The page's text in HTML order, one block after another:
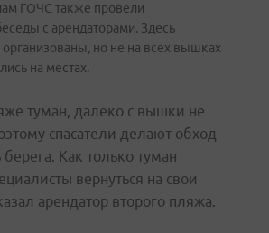
ГОЧС также провели
с арендаторами. Здесь
но не на всех вышках
на местах.
туман, далеко с вышки не
спасатели делают обход
Как только туман
вернуться на свои
арендатор второго пляжа.